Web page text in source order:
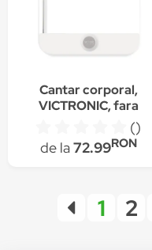
Cantar corporal,
VICTRONIC, fara
baterie, 30 x 30 cm ,
180 kg, RSP36
()
de la72.99RON
1 2